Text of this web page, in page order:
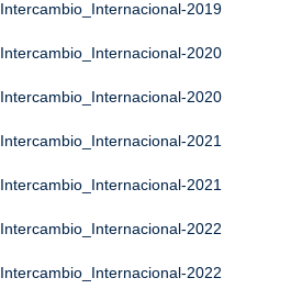
Intercambio_Internacional-2019
Intercambio_Internacional-2020
Intercambio_Internacional-2020
Intercambio_Internacional-2021
Intercambio_Internacional-2021
Intercambio_Internacional-2022
Intercambio_Internacional-2022